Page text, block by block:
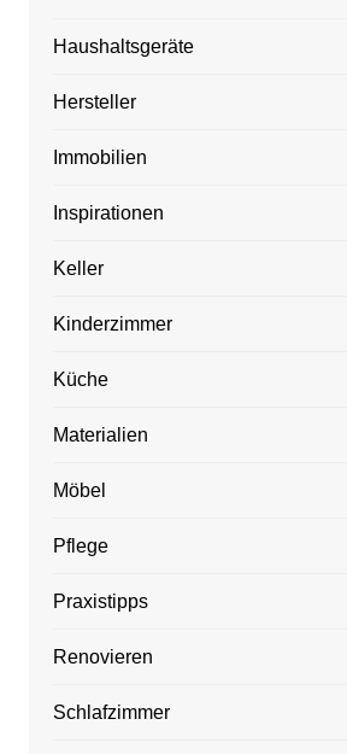
Haushaltsgeräte
Hersteller
Immobilien
Inspirationen
Keller
Kinderzimmer
Küche
Materialien
Möbel
Pflege
Praxistipps
Renovieren
Schlafzimmer